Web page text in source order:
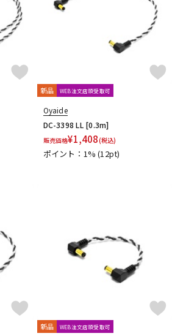
新品 WEB注文店頭受取可
Oyaide
DC-3398 LL [0.3m]
販売価格¥1,408(税込)
ポイント：1%(12pt)
新品 WEB注文店頭受取可